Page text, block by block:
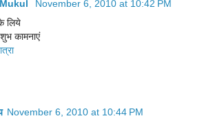
November 6, 2010 at 10:42 PM
लिये
कामनाएं
November 6, 2010 at 10:44 PM